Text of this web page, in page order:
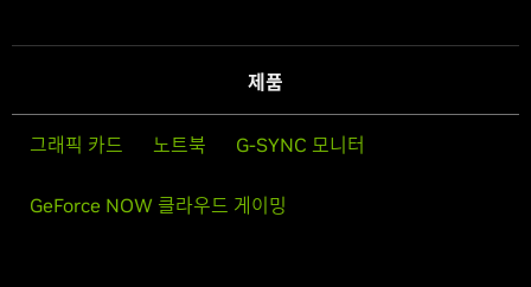
제품
그래픽 카드 노트북 G-SYNC 모니터
GeForce NOW 클라우드 게이밍